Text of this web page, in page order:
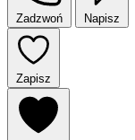
Zadzwoń Napisz
Zapisz